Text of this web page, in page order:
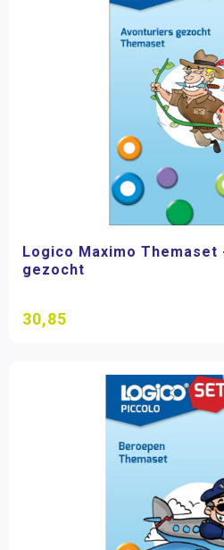
Logico Maximo
gezocht
30,85